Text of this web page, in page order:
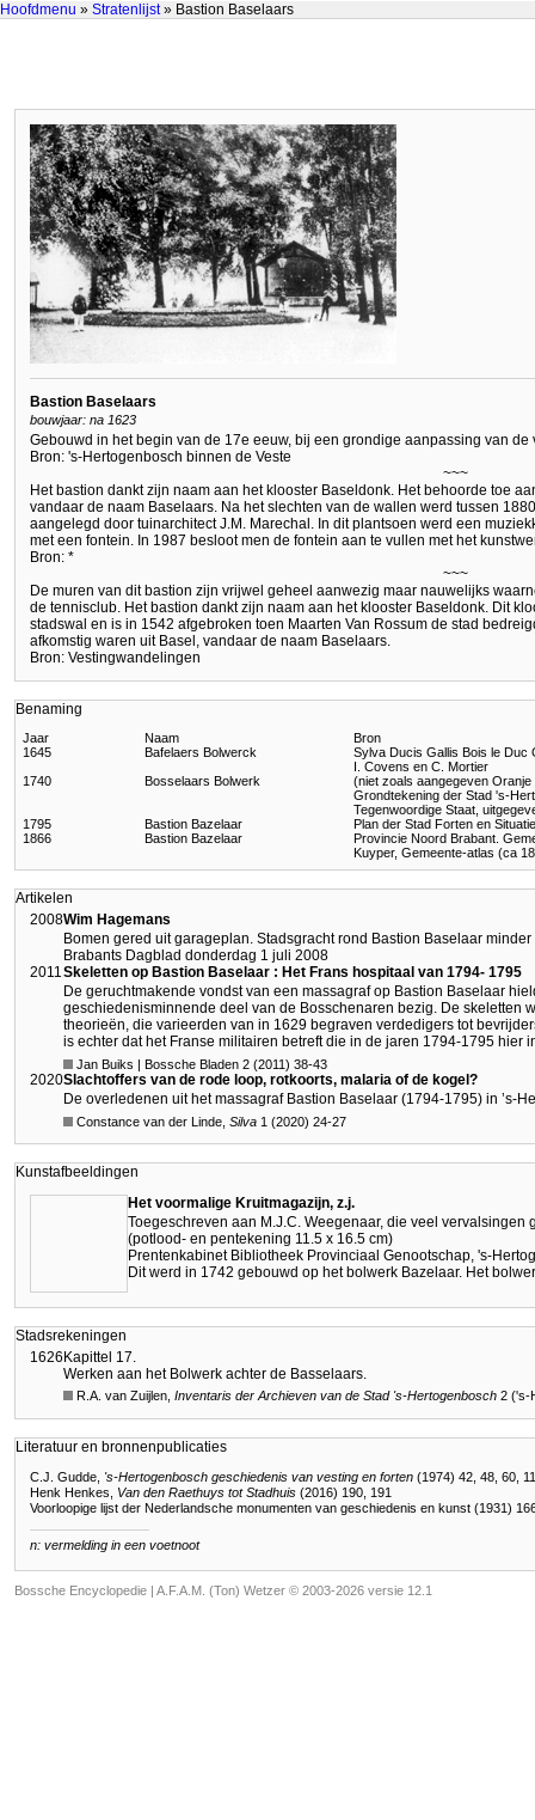
Hoofdmenu » Stratenlijst» Bastion Baselaars
Bastion Baselaars
bouwjaar: na 1623
Gebouwd in het begin van de 17e eeuw, bij een grondige aanpassing van de
Bron: 's-Hertogenbosch binnen de Veste
~~~
Het bastion dankt zijn naam aan het klooster Baseldonk. Het behoorde toe
vandaar de naam Baselaars. Na het slechten van de wallen werd tussen
aangelegd door tuinarchitect J.M. Marechal. In dit plantsoen werd een
met een fontein. In 1987 besloot men de fontein aan te vullen met het
Bron: *
~~~
De muren van dit bastion zijn vrijwel geheel aanwezig maar nauwelijks
de tennisclub. Het bastion dankt zijn naam aan het klooster Baseldonk. Dit
stadswal en is in 1542 afgebroken toen Maarten Van Rossum de stad
afkomstig waren uit Basel, vandaar de naam Baselaars.
Bron: Vestingwandelingen
Benaming
Jaar Naam
Bron
1645
Bafelaers Bolwerck
Sylva Ducis Gallis Bois le
I. Covens en C. Mortier
1740
Bosselaars Bolwerk
(niet zoals aangegeven
Grondtekening der Stad 's-
Tegenwoordige Staat,
1795
Bastion Bazelaar
Plan der Stad Forten en
1866
Bastion Bazelaar
Provincie Noord Brabant.
Kuyper, Gemeente-atlas (ca
Artikelen
2008Wim Hagemans
Bomen gered uit garageplan. Stadsgracht rond Bastion Baselaar
Brabants Dagblad donderdag 1 juli 2008
2011Skeletten op Bastion Baselaar : Het Frans hospitaal van 1794- 1795
De geruchtmakende vondst van een massagraf op Bastion Baselaar
geschiedenisminnende deel van de Bosschenaren bezig. De skeletten
theorieën, die varieerden van in 1629 begraven verdedigers tot
is echter dat het Franse militairen betreft die in de jaren 1794-1795 hier
Jan Buiks | Bossche Bladen 2 (2011) 38-43
2020Slachtoffers van de rode loop, rotkoorts, malaria of de kogel?
De overledenen uit het massagraf Bastion Baselaar (1794-1795) in ’s-
Constance van der Linde, Silva 1 (2020) 24-27
Kunstafbeeldingen
Het voormalige Kruitmagazijn, z.j.
Toegeschreven aan M.J.C. Weegenaar, die veel vervalsingen
(potlood- en pentekening 11.5 x 16.5 cm)
Prentenkabinet Bibliotheek Provinciaal Genootschap, 's-
Dit werd in 1742 gebouwd op het bolwerk Bazelaar. Het
Stadsrekeningen
1626Kapittel 17.
Werken aan het Bolwerk achter de Basselaars.
R.A. van Zuijlen, Inventaris der Archieven van de Stad 's-Hertogenbosch 2 ('s-
Literatuur en bronnenpublicaties
C.J. Gudde, 's-Hertogenbosch geschiedenis van vesting en forten (1974) 42, 48, 60,
Henk Henkes, Van den Raethuys tot Stadhuis (2016) 190, 191
Voorloopige lijst der Nederlandsche monumenten van geschiedenis en kunst (1931)
n: vermelding in een voetnoot
Bossche Encyclopedie | A.F.A.M. (Ton) Wetzer © 2003-2026 versie 12.1